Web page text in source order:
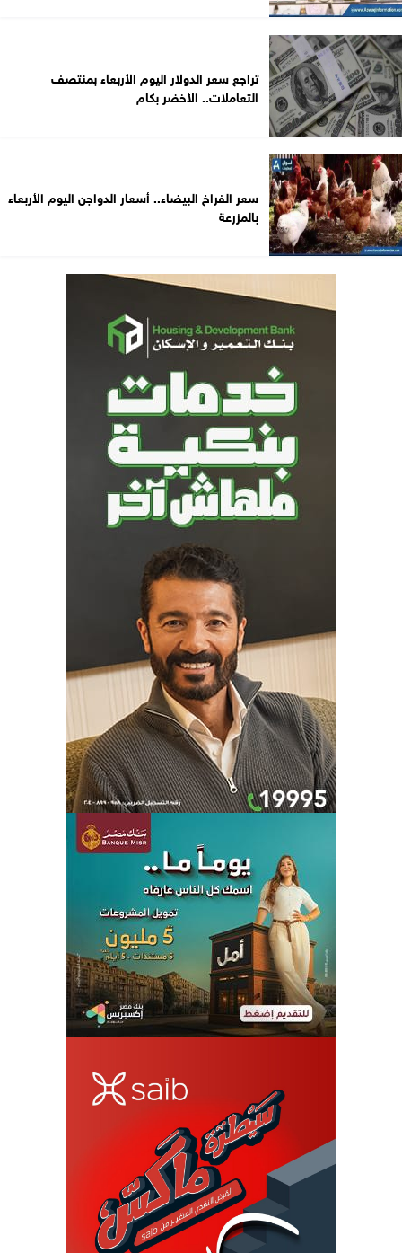
تراجع سعر الدولار اليوم الأربعاء بمنتصف
التعاملات.. الأخضر بكام
سعر الفراخ البيضاء.. أسعار الدواجن اليوم الأربعاء
بالمزرعة